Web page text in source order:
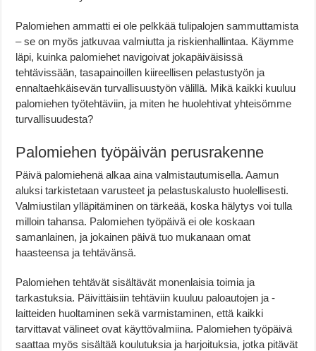
Palomiehen ammatti ei ole pelkkää tulipalojen sammuttamista
– se on myös jatkuvaa valmiutta ja riskienhallintaa. Käymme
läpi, kuinka palomiehet navigoivat jokapäiväisissä
tehtävissään, tasapainoillen kiireellisen pelastustyön ja
ennaltaehkäisevän turvallisuustyön välillä. Mikä kaikki kuuluu
palomiehen työtehtäviin, ja miten he huolehtivat yhteisömme
turvallisuudesta?
Palomiehen työpäivän perusrakenne
Päivä palomiehenä alkaa aina valmistautumisella. Aamun
aluksi tarkistetaan varusteet ja pelastuskalusto huolellisesti.
Valmiustilan ylläpitäminen on tärkeää, koska hälytys voi tulla
milloin tahansa. Palomiehen työpäivä ei ole koskaan
samanlainen, ja jokainen päivä tuo mukanaan omat
haasteensa ja tehtävänsä.
Palomiehen tehtävät sisältävät monenlaisia toimia ja
tarkastuksia. Päivittäisiin tehtäviin kuuluu paloautojen ja -
laitteiden huoltaminen sekä varmistaminen, että kaikki
tarvittavat välineet ovat käyttövalmiina. Palomiehen työpäivä
saattaa myös sisältää koulutuksia ja harjoituksia, jotka pitävät